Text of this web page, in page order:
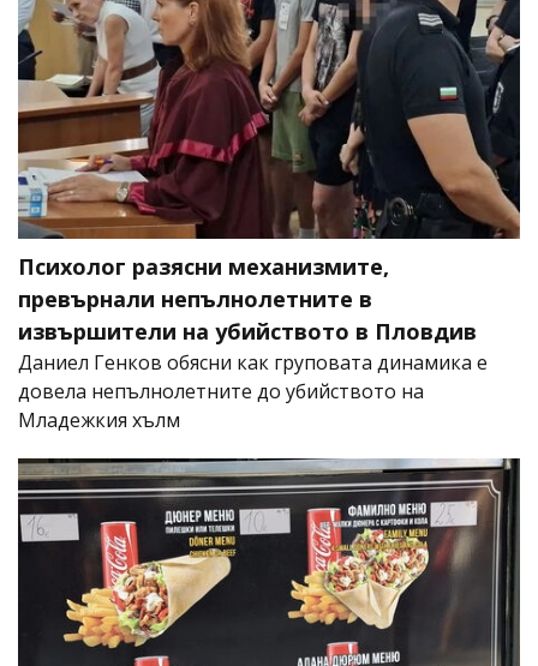
Психолог разясни механизмите,
превърнали непълнолетните в
извършители на убийството в Пловдив
Даниел Генков обясни как груповата динамика е
довела непълнолетните до убийството на
Младежкия хълм